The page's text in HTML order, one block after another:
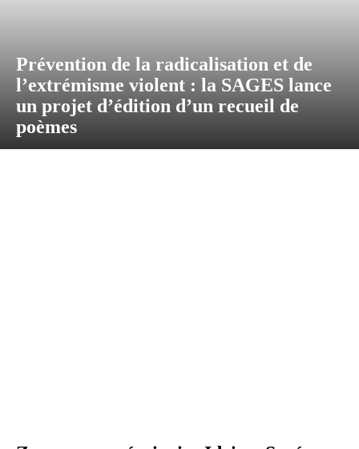
Prévention de la radicalisation et de
l’extrémisme violent : la SAGES lance
un projet d’édition d’un recueil de
poèmes